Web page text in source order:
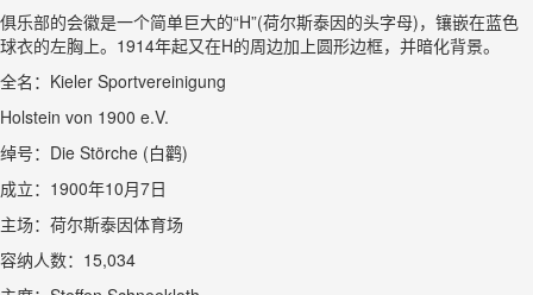
俱乐部的会徽是一个简单巨大的“H”(荷尔斯泰因的头字母)，镶嵌在蓝色
球衣的左胸上。1914年起又在H的周边加上圆形边框，并暗化背景。
全名：Kieler Sportvereinigung
Holstein von 1900 e.V.
绰号：Die Störche (白鹳)
成立：1900年10月7日
主场：荷尔斯泰因体育场
容纳人数：15,034